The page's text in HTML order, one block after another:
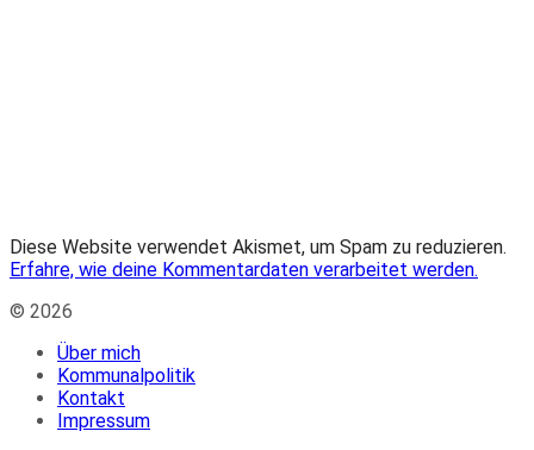
Diese Website verwendet Akismet, um Spam zu reduzieren.
Erfahre, wie deine Kommentardaten verarbeitet werden.
© 2026
Über mich
Kommunalpolitik
Kontakt
Impressum